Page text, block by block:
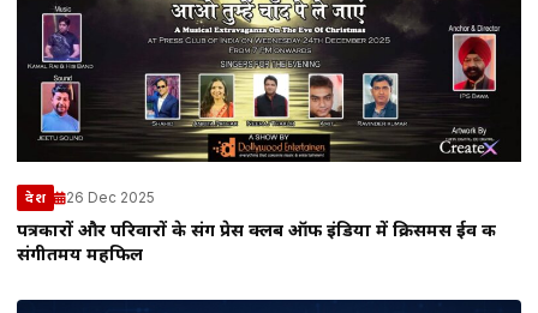
देश 26 Dec 2025
पत्रकारों और परिवारों के संग प्रेस क्लब ऑफ इंडिया में क्रिसमस ईव की
संगीतमय महफिल